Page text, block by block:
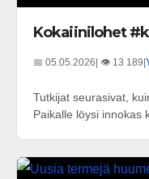
Kokaiinilohet
📅 05.05.2026 | 👁️ 13 189
Tutkijat seurasivat,
Paikalle löysi innokas